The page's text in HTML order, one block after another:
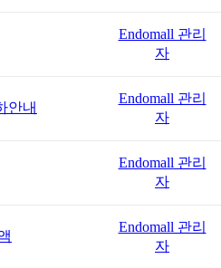
Endomall 관리
자
안내
Endomall 관리
자
Endomall 관리
자
Endomall 관리
자